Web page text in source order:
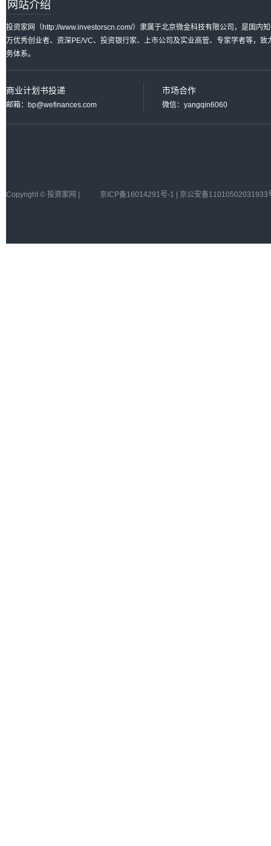
网站介绍
投资家网（http://www.investorscn.com/）隶属于北京微金科技有限公司，是国内
万优秀创业者、资深PE/VC、投资银行家、上市公司及实业高管、专家学者等，
务体系。
商业计划书投递
邮箱：bp@wefinances.com
市场合作
微信：yangqin6060
Copyright © 投资家网 | 京ICP备16014291号-1 | 京公安备11010502031933